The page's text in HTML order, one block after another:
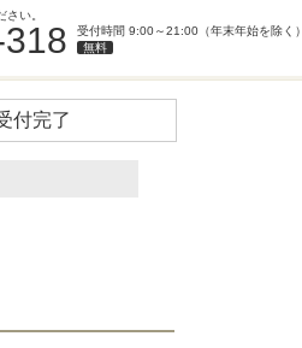
い。
受付時間 9:00～21:00（年末年始を除く）
無料
付完了